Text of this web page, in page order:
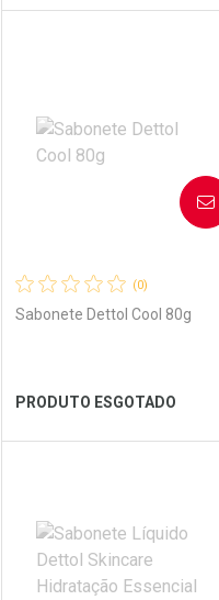
Ver Desconto Convênio
(0)
Sabonete Dettol Cool 80g
PRODUTO ESGOTADO
AVISE-ME
Laboratório
Por Menos